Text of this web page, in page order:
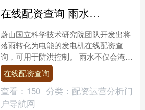
在线配资查询 雨水发电机为智能排水系统供60伏特电信号，无需电池
蔚山国立科学技术研究院团队开发出将
落雨转化为电能的发电机在线配资查
询，可用于防洪控制。 雨水不仅会淹没
街道，如今还能为保护街道的系统供
电。韩国蔚山国立科学技术研....
在线配资查询
查看： 150 分类： 配资运营分析门
户导航网